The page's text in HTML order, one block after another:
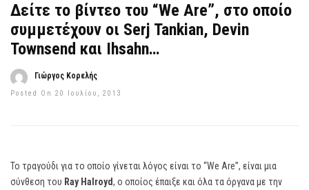
Δείτε το βίντεο του “We Are”, στο οποίο
συμμετέχουν οι Serj Tankian, Devin
Townsend και Ihsahn…
Γιώργος Κορελής
Posted On 20 Ιουλίου, 2013
Το τραγούδι για το οποίο γίνεται λόγος είναι το “We Are”, είναι μια
σύνθεση του Ray Halroyd, ο οποίος έπαιξε και όλα τα όργανα με την